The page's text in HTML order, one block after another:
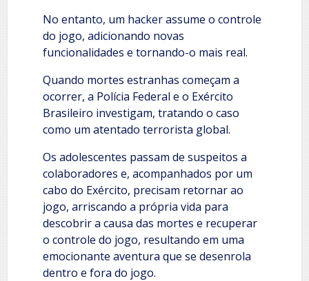
No entanto, um hacker assume o controle
do jogo, adicionando novas
funcionalidades e tornando-o mais real.
Quando mortes estranhas começam a
ocorrer, a Polícia Federal e o Exército
Brasileiro investigam, tratando o caso
como um atentado terrorista global.
Os adolescentes passam de suspeitos a
colaboradores e, acompanhados por um
cabo do Exército, precisam retornar ao
jogo, arriscando a própria vida para
descobrir a causa das mortes e recuperar
o controle do jogo, resultando em uma
emocionante aventura que se desenrola
dentro e fora do jogo.